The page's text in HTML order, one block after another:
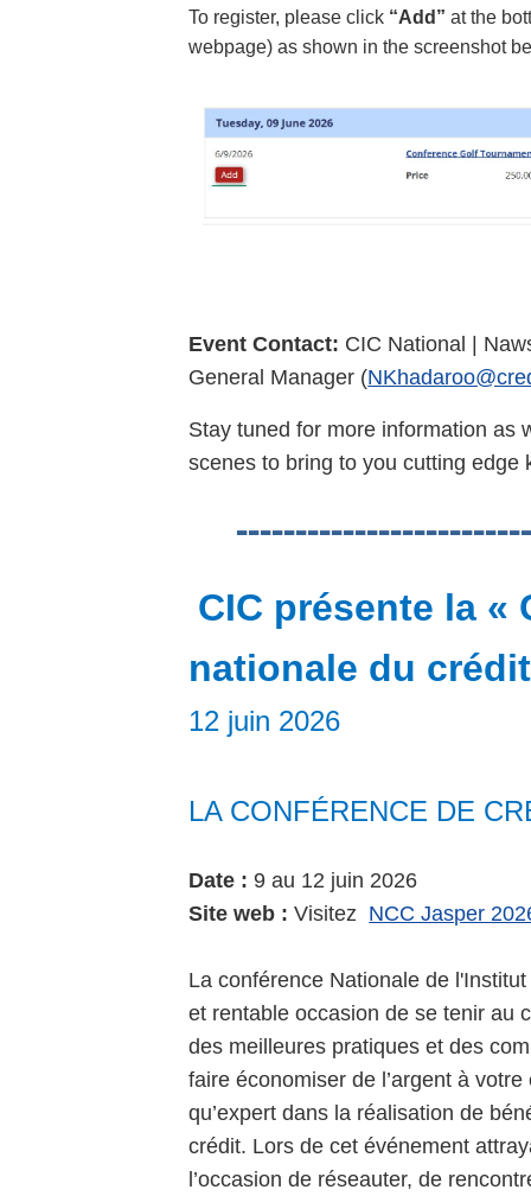
To register, please click “Add” at the
webpage) as shown in the screenshot
Event Contact: CIC National |
General Manager (
Stay tuned for more information as
scenes to bring to you cutting
CIC présente la «
nationale du
12 juin 2026
LA CONFÉRENCE DE
Date :9 au 12 juin 2026
Site web :Visitez NCC Jasper
La conférence Nationale de
et rentable occasion de se tenir au
des meilleures pratiques et des
faire économiser de l’argent à
qu’expert dans la réalisation de
crédit. Lors de cet événement
l’occasion de réseauter, de